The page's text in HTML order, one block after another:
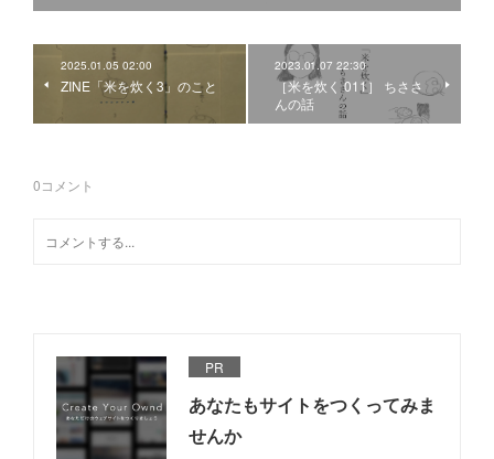
2025.01.05 02:00
ZINE「米を炊く3」のこと
2023.01.07 22:30
［米を炊く 011］ ちささ
んの話
0コメント
PR
あなたもサイトをつくってみま
せんか